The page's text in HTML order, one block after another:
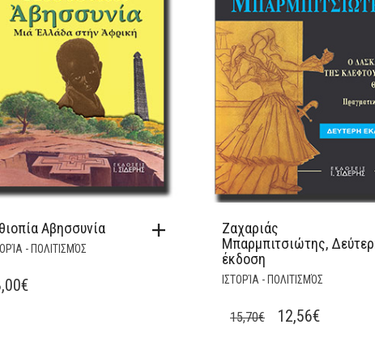
Αβησσυνία
- ΠΟΛΙΤΙΣΜΌΣ
€
Ζαχαριάς
Μπαρμπιτσιώτης,
έκδοση
ΙΣΤΟΡΊΑ - ΠΟΛΙΤΙΣΜΌΣ
15,70€
ORIGINAL
12,56€CURRENT